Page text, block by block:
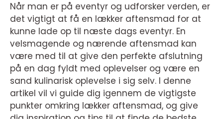
Når man er på eventyr og udforsker verden, er
det vigtigt at få en lækker aftensmad for at
kunne lade op til næste dags eventyr. En
velsmagende og nærende aftensmad kan
være med til at give den perfekte afslutning
på en dag fyldt med oplevelser og være en
sand kulinarisk oplevelse i sig selv. I denne
artikel vil vi guide dig igennem de vigtigste
punkter omkring lækker aftensmad, og give